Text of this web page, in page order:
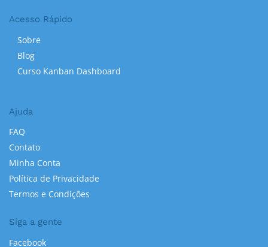
Acesso Rápido
Sobre
Blog
Curso Kanban Dashboard
Ajuda
FAQ
Contato
Minha Conta
Política de Privacidade
Termos e Condições
Siga a gente
Facebook